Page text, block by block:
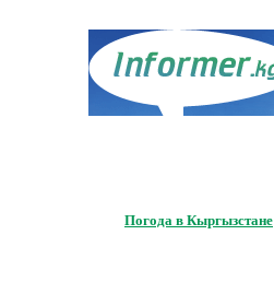
Погода в Кыргызстане